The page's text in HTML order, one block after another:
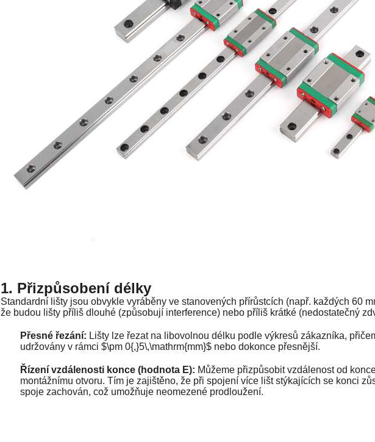
1. Přizpůsobení délky
Standardní lišty jsou obvykle vyráběny ve stanovených přírůstcích (např. každých 60
že budou lišty příliš dlouhé (způsobují interference) nebo příliš krátké (nedostatečný
Přesné řezání: Lišty lze řezat na libovolnou délku podle výkresů zákazníka,
udržovány v rámci $\pm 0{,}5\,\mathrm{mm}$ nebo dokonce přesnější.
Řízení vzdálenosti konce (hodnota E): Můžeme přizpůsobit vzdálenost od
montážnímu otvoru. Tím je zajištěno, že při spojení více lišt stýkajících se konci
spoje zachován, což umožňuje neomezené prodloužení.